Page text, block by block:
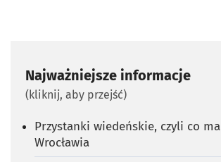
Najważniejsze informacje
(kliknij, aby przejść)
Przystanki wiedeńskie, czyli co
Wrocławia